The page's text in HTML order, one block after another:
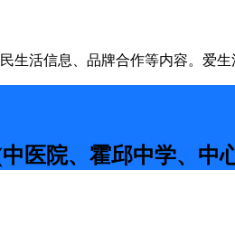
生活信息、品牌合作等内容。爱生
医院、霍邱中学、中